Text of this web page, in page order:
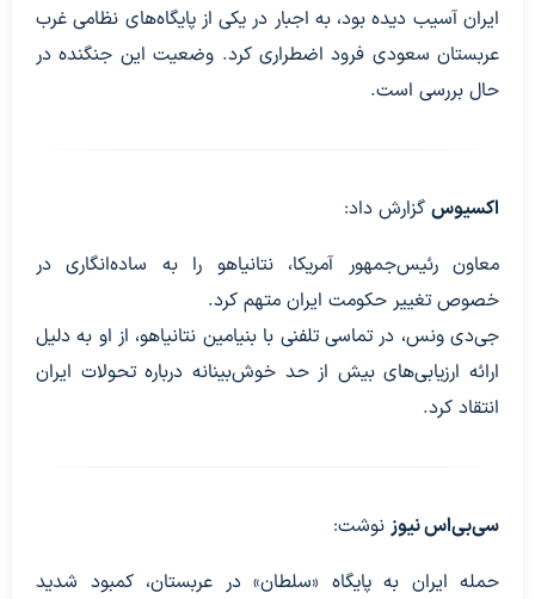
ایران آسیب دیده بود، به اجبار در یکی از پایگاه‌های نظامی غرب
عربستان سعودی فرود اضطراری کرد. وضعیت این جنگنده در
حال بررسی است.
اکسیوس گزارش داد:
معاون رئیس‌جمهور آمریکا، نتانیاهو را به ساده‌انگاری در
خصوص تغییر حکومت ایران متهم کرد.
جی‌دی ونس، در تماسی تلفنی با بنیامین نتانیاهو، از او به دلیل
ارائه ارزیابی‌های بیش از حد خوش‌بینانه درباره تحولات ایران
انتقاد کرد.
سی‌بی‌اس نیوز نوشت:
حمله ایران به پایگاه «سلطان» در عربستان، کمبود شدید